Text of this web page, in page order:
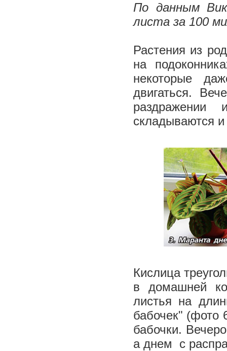
По данным
листа за 100
Растения из
на
некоторые
двигаться.
раздражении
складываются
Кислица
в домашней
листья на
бабочек" (фото
бабочки.
а днем ­ с